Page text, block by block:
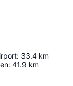
: 33.4 km
: 41.9 km